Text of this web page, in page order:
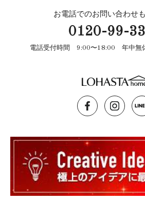
お電話でのお問い合わせ
0120-99-
電話受付時間 9:00〜18:00 年中無